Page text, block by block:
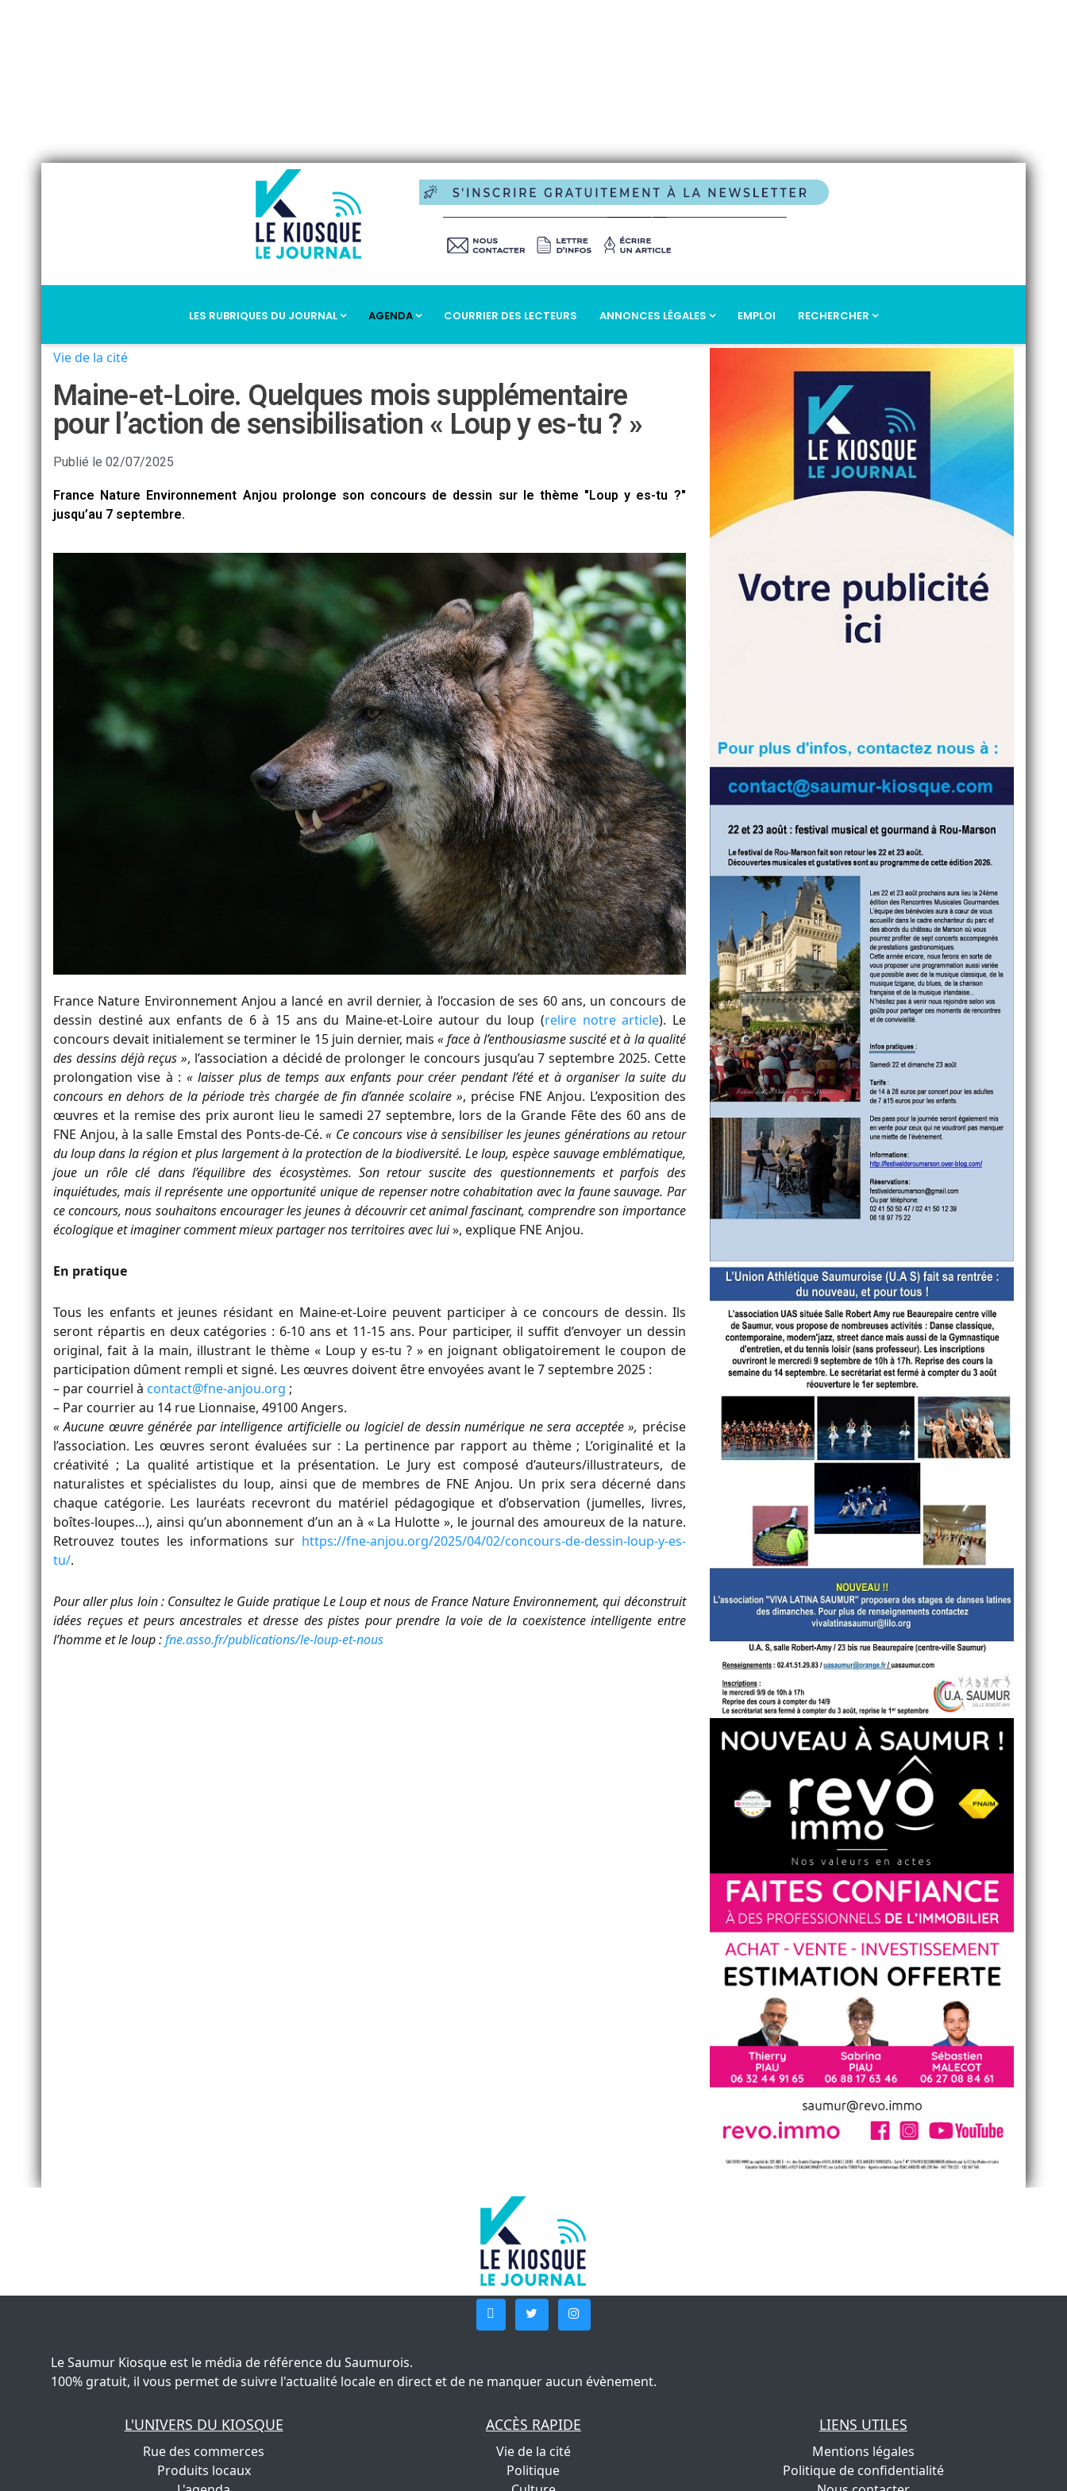
LES RUBRIQUES DU JOURNAL AGENDA COURRIER DES LECTEURS ANNONCES LÉGALES EMPLOI RECHERCHER
Vie de la cité
Maine-et-Loire. Quelques mois supplémentaire
pour l’action de sensibilisation « Loup y es-tu ? »
Publié le 02/07/2025
France Nature Environnement Anjou prolonge son concours de dessin sur le thème "Loup y es-tu ?"
jusqu’au 7 septembre.
France Nature Environnement Anjou a lancé en avril dernier, à l’occasion de ses 60 ans, un concours de
dessin destiné aux enfants de 6 à 15 ans du Maine-et-Loire autour du loup (relire notre article). Le
concours devait initialement se terminer le 15 juin dernier, mais « face à l’enthousiasme suscité et à la qualité
des dessins déjà reçus », l’association a décidé de prolonger le concours jusqu’au 7 septembre 2025. Cette
prolongation vise à : « laisser plus de temps aux enfants pour créer pendant l’été et à organiser la suite du
concours en dehors de la période très chargée de fin d’année scolaire », précise FNE Anjou. L’exposition des
œuvres et la remise des prix auront lieu le samedi 27 septembre, lors de la Grande Fête des 60 ans de
FNE Anjou, à la salle Emstal des Ponts-de-Cé.« Ce concours vise à sensibiliser les jeunes générations au retour
du loup dans la région et plus largement à la protection de la biodiversité. Le loup, espèce sauvage emblématique,
joue un rôle clé dans l’équilibre des écosystèmes. Son retour suscite des questionnements et parfois des
inquiétudes, mais il représente une opportunité unique de repenser notre cohabitation avec la faune sauvage. Par
ce concours, nous souhaitons encourager les jeunes à découvrir cet animal fascinant, comprendre son importance
écologique et imaginer comment mieux partager nos territoires avec lui», explique FNE Anjou.
En pratique
Tous les enfants et jeunes résidant en Maine-et-Loire peuvent participer à ce concours de dessin. Ils
seront répartis en deux catégories : 6-10 ans et 11-15 ans. Pour participer, il suffit d’envoyer un dessin
original, fait à la main, illustrant le thème « Loup y es-tu ? » en joignant obligatoirement le coupon de
participation dûment rempli et signé. Les œuvres doivent être envoyées avant le 7 septembre 2025 :
– par courriel à contact@fne-anjou.org ;
– Par courrier au 14 rue Lionnaise, 49100 Angers.
« Aucune œuvre générée par intelligence artificielle ou logiciel de dessin numérique ne sera acceptée », précise
l’association. Les œuvres seront évaluées sur : La pertinence par rapport au thème ; L’originalité et la
créativité ; La qualité artistique et la présentation. Le Jury est composé d’auteurs/illustrateurs, de
naturalistes et spécialistes du loup, ainsi que de membres de FNE Anjou. Un prix sera décerné dans
chaque catégorie. Les lauréats recevront du matériel pédagogique et d’observation (jumelles, livres,
boîtes-loupes…), ainsi qu’un abonnement d’un an à « La Hulotte », le journal des amoureux de la nature.
Retrouvez toutes les informations sur https://fne-anjou.org/2025/04/02/concours-de-dessin-loup-y-es-
tu/.
Pour aller plus loin : Consultez le Guide pratique Le Loup et nous de France Nature Environnement, qui déconstruit
idées reçues et peurs ancestrales et dresse des pistes pour prendre la voie de la coexistence intelligente entre
l’homme et le loup :fne.asso.fr/publications/le-loup-et-nous
Le Saumur Kiosque est le média de référence du Saumurois.
100% gratuit, il vous permet de suivre l'actualité locale en direct et de ne manquer aucun évènement.
L'UNIVERS DU KIOSQUE
Rue des commerces
Produits locaux
ACCÈS RAPIDE
Vie de la cité
Politique
LIENS UTILES
Mentions légales
Politique de confidentialité